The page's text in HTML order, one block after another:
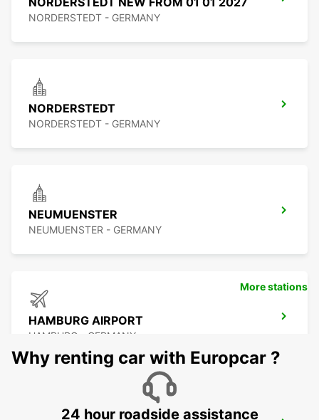
NORDERSTEDT - GERMANY
NORDERSTEDT
NORDERSTEDT - GERMANY
NEUMUENSTER
NEUMUENSTER - GERMANY
HAMBURG AIRPORT
HAMBURG - GERMANY
More stations
Why renting car with Europcar ?
24 hour roadside assistance